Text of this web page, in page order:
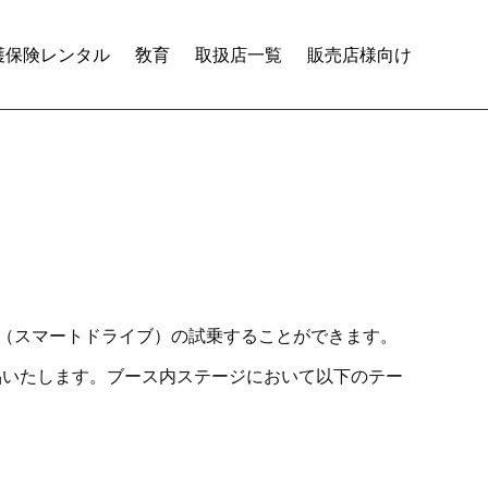
険レンタル 敎育 取扱店一覧 販売店様向け
マートドライブ）の試乗することができます。‎
たします。ブース内ステージにおいて以下のテー